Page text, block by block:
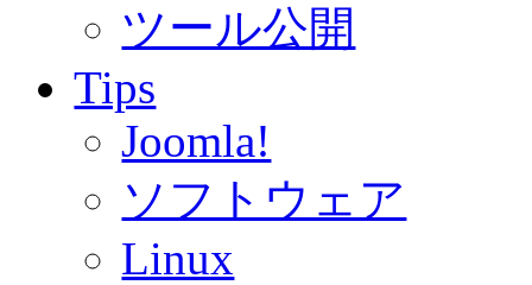
ツール公開
Tips
Joomla!
ソフトウェア
Linux